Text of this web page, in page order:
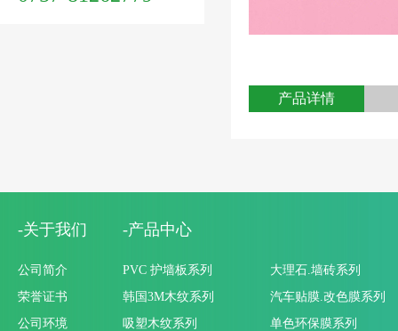
产品详情
-关于我们
公司简介
荣誉证书
公司环境
-产品中心
PVC 护墙板系列
韩国3M木纹系列
吸塑木纹系列
大理石.墙砖系列
汽车贴膜.改色膜系列
单色环保膜系列